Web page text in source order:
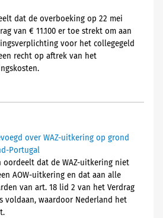
dat de overboeking op 22 mei
van € 11.100 er toe strekt om aan
voor het collegegeld
recht op aftrek van het
over WAZ-uitkering op grond
Portugal
oordeelt dat de WAZ-uitkering niet
AOW-uitkering en dat aan alle
van art. 18 lid 2 van het Verdrag
voldaan, waardoor Nederland het